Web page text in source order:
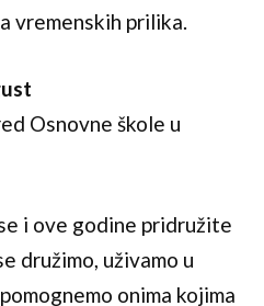
vremenskih prilika.
Osnovne škole u
i ove godine pridružite
družimo, uživamo u
onima kojima